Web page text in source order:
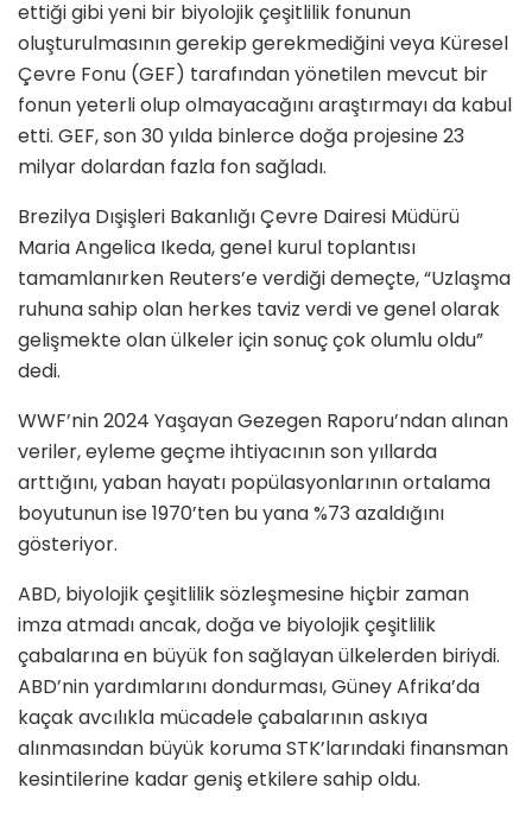
ettiği gibi yeni bir biyolojik çeşitlilik fonunun
oluşturulmasının gerekip gerekmediğini veya Küresel
Çevre Fonu (GEF) tarafından yönetilen mevcut bir
fonun yeterli olup olmayacağını araştırmayı da kabul
etti. GEF, son 30 yılda binlerce doğa projesine 23
milyar dolardan fazla fon sağladı.
Brezilya Dışişleri Bakanlığı Çevre Dairesi Müdürü
Maria Angelica Ikeda, genel kurul toplantısı
tamamlanırken Reuters’e verdiği demeçte, “Uzlaşma
ruhuna sahip olan herkes taviz verdi ve genel olarak
gelişmekte olan ülkeler için sonuç çok olumlu oldu”
dedi.
WWF’nin 2024 Yaşayan Gezegen Raporu’ndan alınan
veriler, eyleme geçme ihtiyacının son yıllarda
arttığını, yaban hayatı popülasyonlarının ortalama
boyutunun ise 1970’ten bu yana %73 azaldığını
gösteriyor.
ABD, biyolojik çeşitlilik sözleşmesine hiçbir zaman
imza atmadı ancak, doğa ve biyolojik çeşitlilik
çabalarına en büyük fon sağlayan ülkelerden biriydi.
ABD’nin yardımlarını dondurması, Güney Afrika’da
kaçak avcılıkla mücadele çabalarının askıya
alınmasından büyük koruma STK’larındaki finansman
kesintilerine kadar geniş etkilere sahip oldu.